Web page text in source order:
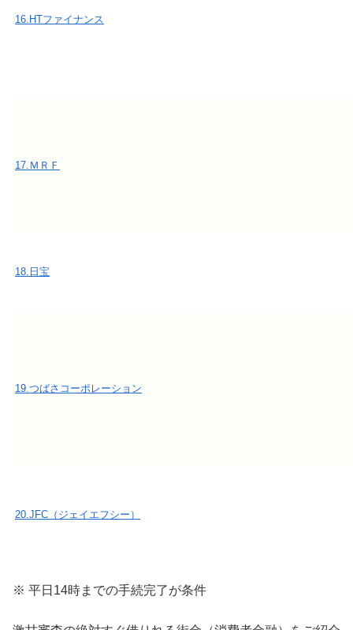
16.HTファイナンス
17.ＭＲＦ
18.日宝
19.つばさコーポレーション
20.JFC（ジェイエフシー）
※ 平日14時までの手続完了が条件